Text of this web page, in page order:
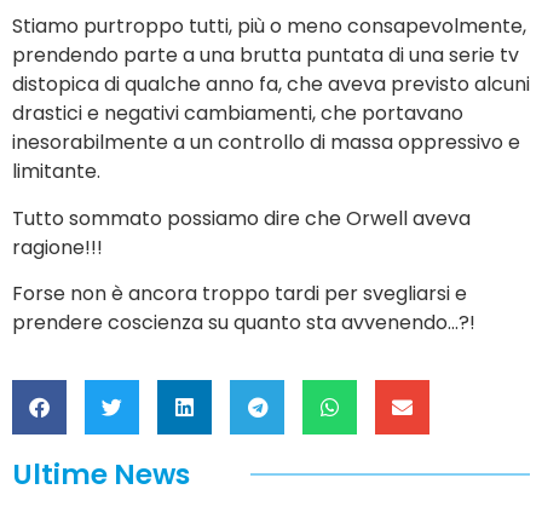
Stiamo purtroppo tutti, più o meno consapevolmente,
prendendo parte a una brutta puntata di una serie tv
distopica di qualche anno fa, che aveva previsto alcuni
drastici e negativi cambiamenti, che portavano
inesorabilmente a un controllo di massa oppressivo e
limitante.
Tutto sommato possiamo dire che Orwell aveva
ragione!!!
Forse non è ancora troppo tardi per svegliarsi e
prendere coscienza su quanto sta avvenendo…?!
Ultime News